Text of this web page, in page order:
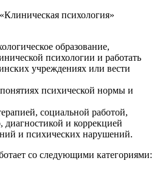
психология»
образование,
психологии и работать
учреждениях или вести
понятиях психической нормы и
социальной работой,
и коррекцией
и психических нарушений.
со следующими категориями: